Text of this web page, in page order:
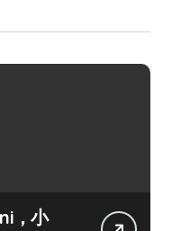
，小